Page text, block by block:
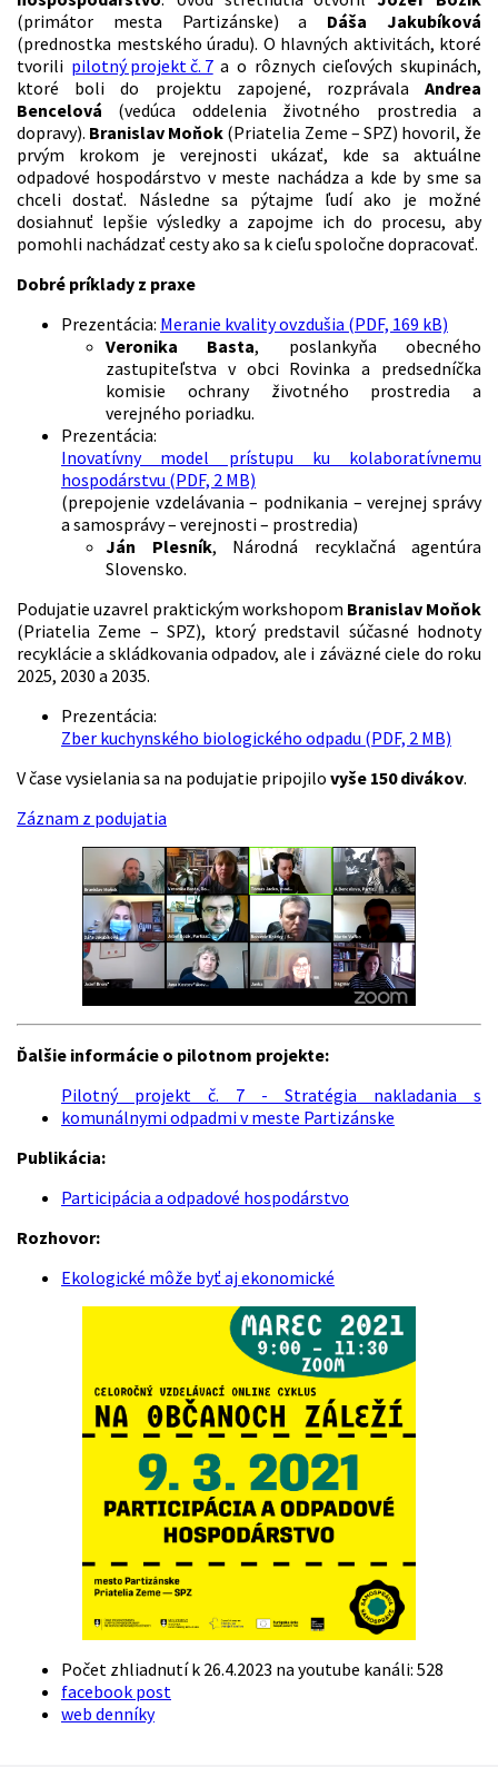
(primátor mesta Partizánske) a Dáša Jakubíková
(prednostka mestského úradu). O hlavných aktivitách, ktoré
tvorili pilotný projekt č. 7a o rôznych cieľových skupinách,
ktoré boli do projektu zapojené, rozprávala Andrea
Bencelová (vedúca oddelenia životného prostredia a
dopravy). Branislav Moňok (Priatelia Zeme – SPZ) hovoril, že
prvým krokom je verejnosti ukázať, kde sa aktuálne
odpadové hospodárstvo v meste nachádza a kde by sme sa
chceli dostať. Následne sa pýtajme ľudí ako je možné
dosiahnuť lepšie výsledky a zapojme ich do procesu, aby
pomohli nachádzať cesty ako sa k cieľu spoločne dopracovať.
Dobré príklady z praxe
Prezentácia: Meranie kvality ovzdušia (PDF, 169 kB)
Veronika Basta, poslankyňa obecného
zastupiteľstva v obci Rovinka a predsedníčka
komisie ochrany životného prostredia a
verejného poriadku.
Prezentácia:
Inovatívny model prístupu ku kolaboratívnemu
hospodárstvu (PDF, 2 MB)
(prepojenie vzdelávania – podnikania – verejnej správy
a samosprávy – verejnosti – prostredia)
Ján Plesník, Národná recyklačná agentúra
Slovensko.
Podujatie uzavrel praktickým workshopom Branislav Moňok
(Priatelia Zeme – SPZ), ktorý predstavil súčasné hodnoty
recyklácie a skládkovania odpadov, ale i záväzné ciele do roku
2025, 2030 a 2035.
Prezentácia:
Zber kuchynského biologického odpadu (PDF, 2 MB)
V čase vysielania sa na podujatie pripojilo vyše 150 divákov.
Záznam z podujatia
Ďalšie informácie o pilotnom projekte:
Pilotný projekt č. 7 - Stratégia nakladania s
komunálnymi odpadmi v meste Partizánske
Publikácia:
Participácia a odpadové hospodárstvo
Rozhovor:
Ekologické môže byť aj ekonomické
Počet zhliadnutí k 26.4.2023 na youtube kanáli: 528
facebook post
web denníky